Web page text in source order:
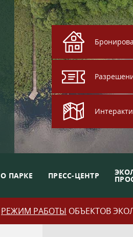
О ПАРКЕ ПРЕСС-ЦЕНТР
РЕЖИМ РАБОТЫ ОБЪЕКТОВ